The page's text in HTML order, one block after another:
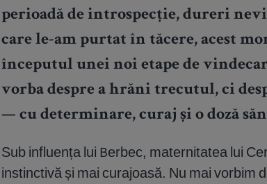
perioadă de introspecție, dureri
care le-am purtat în tăcere, acest
începutul unei noi etape de
vorba despre a hrăni trecutul, ci
— cu determinare, curaj și o doză
Sub influența lui Berbec, maternitatea lui
instinctivă și mai curajoasă. Nu mai vorbim